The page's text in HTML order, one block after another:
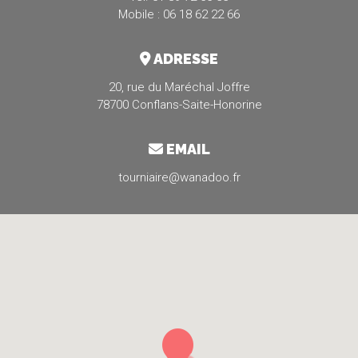
Mobile : 06 18 62 22 66
ADRESSE
20, rue du Maréchal Joffre
78700 Conflans-Saite-Honorine
EMAIL
tourniaire@wanadoo.fr